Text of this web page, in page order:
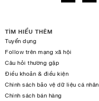
TÌM HIỂU THÊM
Tuyển dụng
Follow trên mạng xã hội
Câu hỏi thường gặp
Điều khoản & điều kiện
Chính sách bảo vệ dữ liệu cá nhân
Chính sách bán hàng